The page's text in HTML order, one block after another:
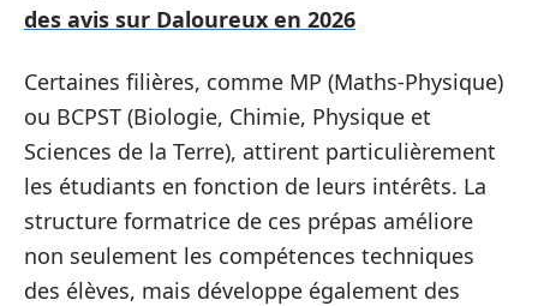
des avis sur Daloureux en 2026
Certaines filières, comme MP (Maths-Physique)
ou BCPST (Biologie, Chimie, Physique et
Sciences de la Terre), attirent particulièrement
les étudiants en fonction de leurs intérêts. La
structure formatrice de ces prépas améliore
non seulement les compétences techniques
des élèves, mais développe également des